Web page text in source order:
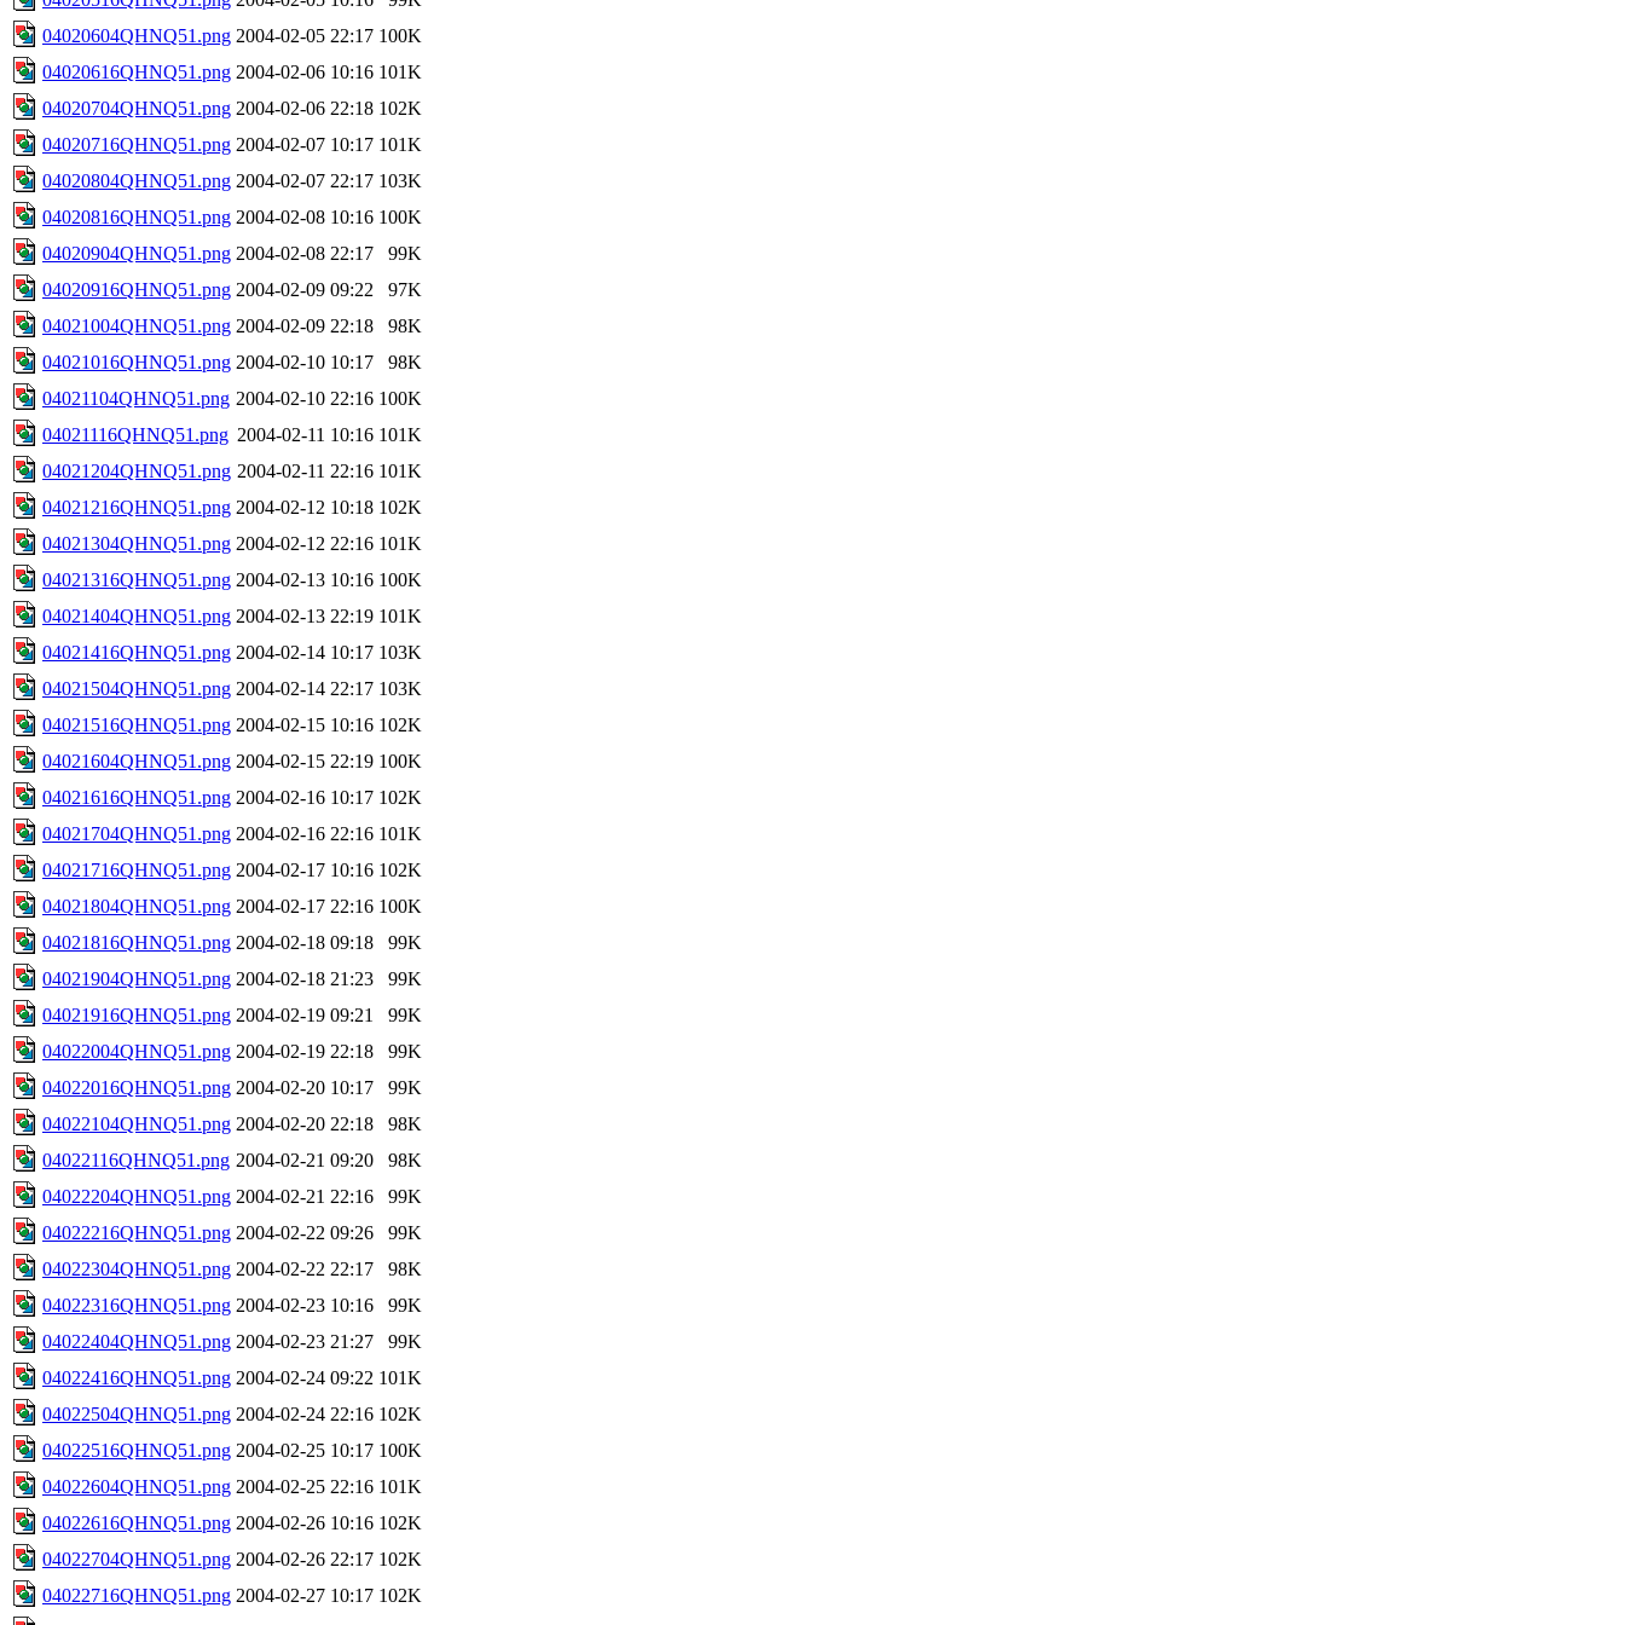
04020604QHNQ51.png 2004-02-05 22:17 100K
04020616QHNQ51.png 2004-02-06 10:16 101K
04020704QHNQ51.png 2004-02-06 22:18 102K
04020716QHNQ51.png 2004-02-07 10:17 101K
04020804QHNQ51.png 2004-02-07 22:17 103K
04020816QHNQ51.png 2004-02-08 10:16 100K
04020904QHNQ51.png 2004-02-08 22:17
99K
04020916QHNQ51.png 2004-02-09 09:22
97K
04021004QHNQ51.png 2004-02-09 22:18
98K
04021016QHNQ51.png 2004-02-10 10:17
98K
04021104QHNQ51.png 2004-02-10 22:16 100K
04021116QHNQ51.png 2004-02-11 10:16 101K
04021204QHNQ51.png 2004-02-11 22:16 101K
04021216QHNQ51.png 2004-02-12 10:18 102K
04021304QHNQ51.png 2004-02-12 22:16 101K
04021316QHNQ51.png 2004-02-13 10:16 100K
04021404QHNQ51.png 2004-02-13 22:19 101K
04021416QHNQ51.png 2004-02-14 10:17 103K
04021504QHNQ51.png 2004-02-14 22:17 103K
04021516QHNQ51.png 2004-02-15 10:16 102K
04021604QHNQ51.png 2004-02-15 22:19 100K
04021616QHNQ51.png 2004-02-16 10:17 102K
04021704QHNQ51.png 2004-02-16 22:16 101K
04021716QHNQ51.png 2004-02-17 10:16 102K
04021804QHNQ51.png 2004-02-17 22:16 100K
04021816QHNQ51.png 2004-02-18 09:18
99K
04021904QHNQ51.png 2004-02-18 21:23
99K
04021916QHNQ51.png 2004-02-19 09:21
99K
04022004QHNQ51.png 2004-02-19 22:18
99K
04022016QHNQ51.png 2004-02-20 10:17
99K
04022104QHNQ51.png 2004-02-20 22:18
98K
04022116QHNQ51.png 2004-02-21 09:20
98K
04022204QHNQ51.png 2004-02-21 22:16
99K
04022216QHNQ51.png 2004-02-22 09:26
99K
04022304QHNQ51.png 2004-02-22 22:17
98K
04022316QHNQ51.png 2004-02-23 10:16
99K
04022404QHNQ51.png 2004-02-23 21:27
99K
04022416QHNQ51.png 2004-02-24 09:22 101K
04022504QHNQ51.png 2004-02-24 22:16 102K
04022516QHNQ51.png 2004-02-25 10:17 100K
04022604QHNQ51.png 2004-02-25 22:16 101K
04022616QHNQ51.png 2004-02-26 10:16 102K
04022704QHNQ51.png 2004-02-26 22:17 102K
04022716QHNQ51.png 2004-02-27 10:17 102K